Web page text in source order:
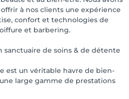
une large gamme de
et technologies de
et élégantes avec
d’ambiance et lits de soin
à nos clients une expérience
confort et technologies de
et barbering.
sanctuaire de soins & de détente
est un véritable havre de bien-
large gamme de prestations